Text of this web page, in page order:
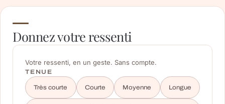
Donnez votre ressenti
Votre ressenti, en un geste. Sans compte.
TENUE
Très courte Courte Moyenne Longue